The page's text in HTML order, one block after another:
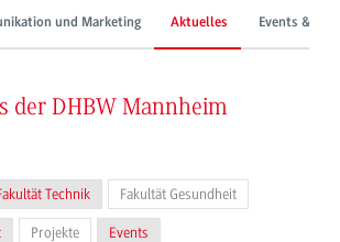
und Marketing Aktuelles Events &
der DHBW Mannheim
Technik Fakultät Gesundheit
Projekte Events